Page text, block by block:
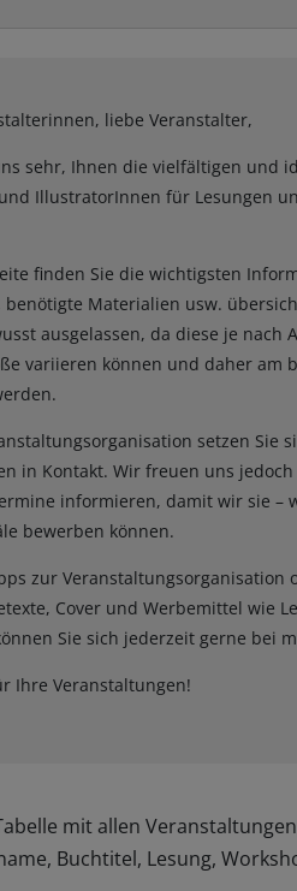
liebe Veranstalter,
sehr, Ihnen die vielfältigen und
IllustratorInnen für Lesungen
finden Sie die wichtigsten
benötigte Materialien usw.
ausgelassen, da diese je nach
variieren können und daher am
setzen Sie
in Kontakt. Wir freuen uns
informieren, damit wir sie –
bewerben können.
zur
Cover und Werbemittel wie
Sie sich jederzeit gerne bei
Ihre Veranstaltungen!
mit allen
Buchtitel, Lesung,